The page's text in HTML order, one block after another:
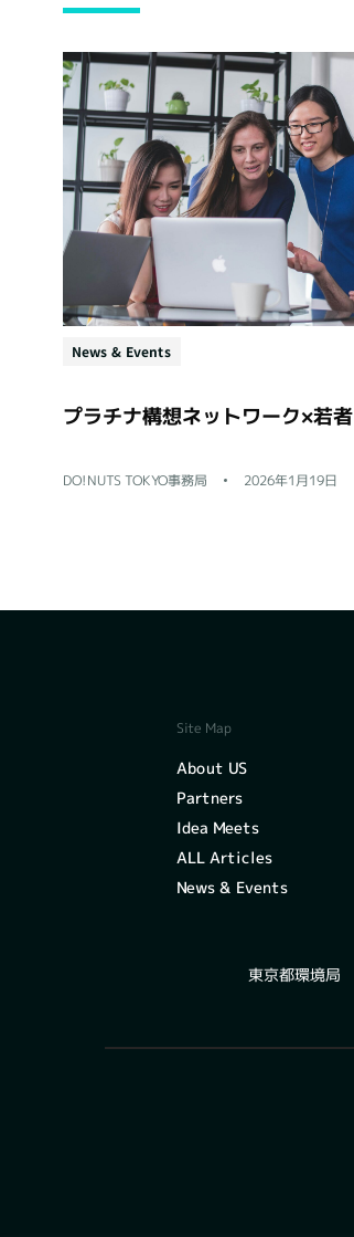
News & Events
DO!NUTS TOKYO事務局 2026年1月19日
Site Map
About US
Partners
Idea Meets
ALL Articles
News & Events
東京都環境局